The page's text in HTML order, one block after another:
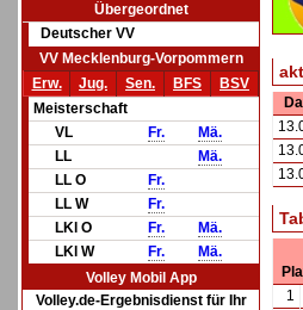
Übergeordnet
Deutscher VV
VV Mecklenburg-Vorpommern
Erw.
Jug. Sen. BFS
BSV
Meisterschaft
VL
Fr.
Mä.
LL
Mä.
LL O
Fr.
LL W
Fr.
LKl O
Fr.
Mä.
LKl W
Fr.
Mä.
Volley Mobil App
Volley.de-Ergebnisdienst für Ihr
1